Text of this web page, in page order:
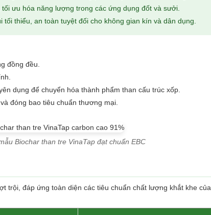
ưu hóa năng lượng trong các ứng dụng đốt và sưởi.
thiểu, an toàn tuyệt đối cho không gian kín và dân dụng.
đồng đều.
dụng để chuyển hóa thành phẩm than cấu trúc xốp.
đóng bao tiêu chuẩn thương mại.
Biochar than tre VinaTap đạt chuẩn EBC
trội, đáp ứng toàn diện các tiêu chuẩn chất lượng khắt khe của